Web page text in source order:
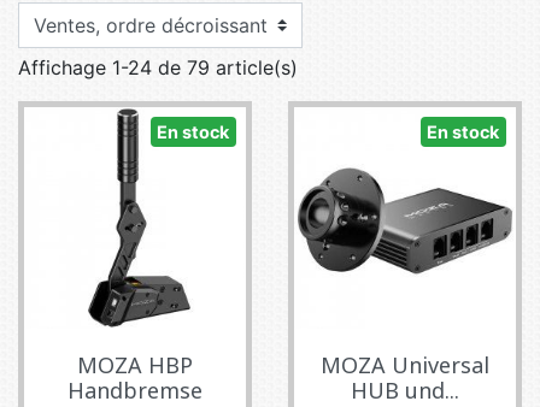
Affichage 1-24 de 79 article(s)
En stock
MOZA HBP
Handbremse
En stock
MOZA Universal
HUB und...